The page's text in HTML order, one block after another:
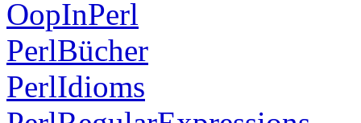
OopInPerl
PerlBücher
PerlIdioms